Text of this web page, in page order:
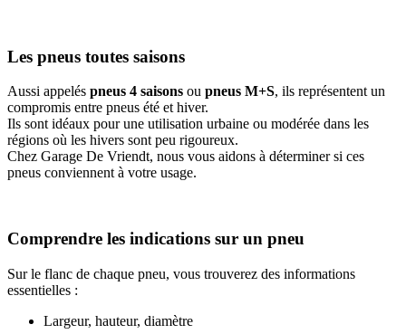
Les pneus toutes saisons
Aussi appelés pneus 4 saisons ou pneus M+S, ils représentent un
compromis entre pneus été et hiver.
Ils sont idéaux pour une utilisation urbaine ou modérée dans les
régions où les hivers sont peu rigoureux.
Chez Garage De Vriendt, nous vous aidons à déterminer si ces
pneus conviennent à votre usage.
Comprendre les indications sur un pneu
Sur le flanc de chaque pneu, vous trouverez des informations
essentielles :
Largeur, hauteur, diamètre